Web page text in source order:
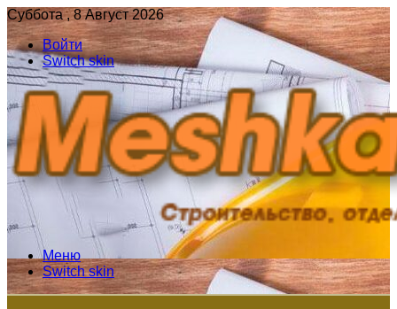
Суббота , 8 Август 2026
Войти
Switch skin
Меню
Switch skin